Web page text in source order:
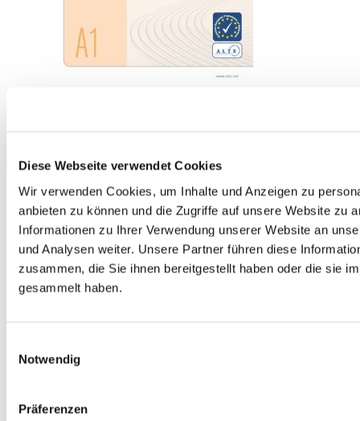
Diese Webseite verwendet Cookies
Wir verwenden Cookies, um Inhalte und Anzeigen zu
anbieten zu können und die Zugriffe auf unsere Website zu
Informationen zu Ihrer Verwendung unserer Website an
und Analysen weiter. Unsere Partner führen diese
zusammen, die Sie ihnen bereitgestellt haben oder die sie
gesammelt haben.
Notwendig
Präferenzen